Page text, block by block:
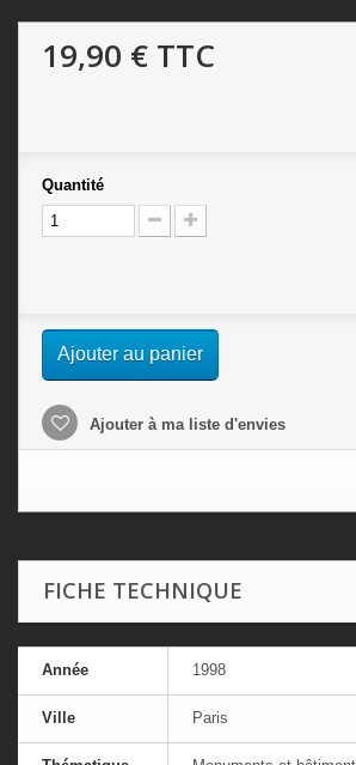
19,90 € TTC
Quantité
Ajouter au panier
Ajouter à ma liste d'envies
FICHE TECHNIQUE
Année 1998
Ville Paris